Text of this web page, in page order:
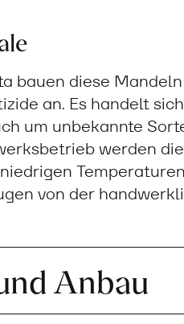
bauen diese
an. Es handelt
um unbekannte
werden
von der
Anbau